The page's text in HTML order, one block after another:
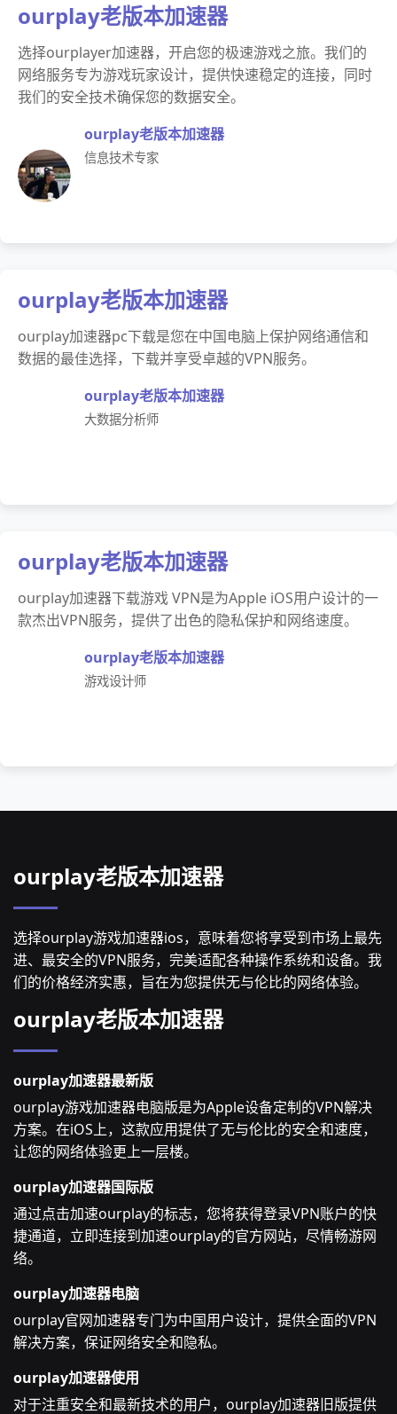
ourplay老版本加速器
选择ourplayer加速器，开启您的极速游戏之旅。我们的
网络服务专为游戏玩家设计，提供快速稳定的连接，同时
我们的安全技术确保您的数据安全。
ourplay老版本加速器
信息技术专家
ourplay老版本加速器
ourplay加速器pc下载是您在中国电脑上保护网络通信和
数据的最佳选择，下载并享受卓越的VPN服务。
ourplay老版本加速器
大数据分析师
ourplay老版本加速器
ourplay加速器下载游戏 VPN是为Apple iOS用户设计的一
款杰出VPN服务，提供了出色的隐私保护和网络速度。
ourplay老版本加速器
游戏设计师
ourplay老版本加速器
选择ourplay游戏加速器ios，意味着您将享受到市场上最先
进、最安全的VPN服务，完美适配各种操作系统和设备。我
们的价格经济实惠，旨在为您提供无与伦比的网络体验。
ourplay老版本加速器
ourplay加速器最新版
ourplay游戏加速器电脑版是为Apple设备定制的VPN解决
方案。在iOS上，这款应用提供了无与伦比的安全和速度，
让您的网络体验更上一层楼。
ourplay加速器国际版
通过点击加速ourplay的标志，您将获得登录VPN账户的快
捷通道，立即连接到加速ourplay的官方网站，尽情畅游网
络。
ourplay加速器电脑
ourplay官网加速器专门为中国用户设计，提供全面的VPN
解决方案，保证网络安全和隐私。
ourplay加速器使用
对于注重安全和最新技术的用户，ourplay加速器旧版提供